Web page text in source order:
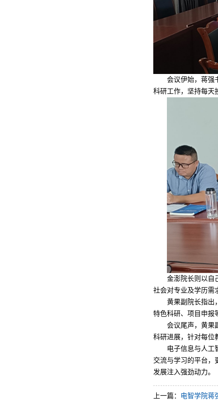
会议伊始，蒋强
科研工作，坚持每天
金澎院长则以自
社会对专业及学历需
黄果副院长指出
特色科研、项目申报
会议尾声，黄果
科研进展，针对每位
电子信息与人工
交流与学习的平台，
发展注入强劲动力。
上一篇： 电智学院蒋